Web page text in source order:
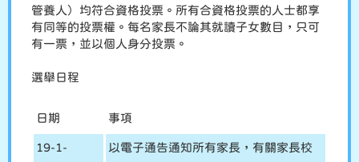
管養人）均符合資格投票。所有合資格投票的人士都享
有同等的投票權。每名家長不論其就讀子女數目，只可
有一票，並以個人身分投票。
選舉日程
日期 事項
19-1-
以電子通告通知所有家長，有關家長校